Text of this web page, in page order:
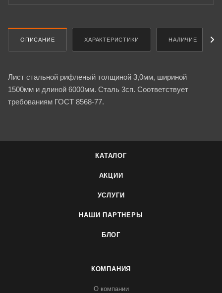
ОПИСАНИЕ ХАРАКТЕРИСТИКИ НАЛИЧИЕ
Лист стальной рифленый толщиной 3,0мм, шириной
1500мм и длиной 6000мм. Сталь 3сп. Соответствует
требованиям ГОСТ 8568-77.
КАТАЛОГ
АКЦИИ
УСЛУГИ
НАШИ ПАРТНЕРЫ
БЛОГ
КОМПАНИЯ
О компании